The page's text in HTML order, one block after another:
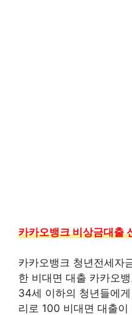
카카오뱅크 비상금대출
카카오뱅크 청년전세자
한 비대면 대출 카카오
34세 이하의 청년들에
리로 100 비대면 대출이